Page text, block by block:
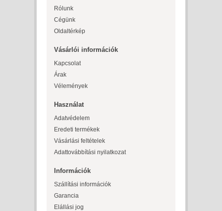
Rólunk
Cégünk
Oldaltérkép
Vásárlói információk
Kapcsolat
Árak
Vélemények
Használat
Adatvédelem
Eredeti termékek
Vásárlási feltételek
Adattovábbítási nyilatkozat
Információk
Szállítási információk
Garancia
Elállási jog